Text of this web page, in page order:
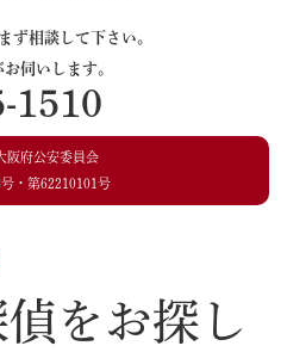
ず相談して下さい。
伺いします。
1510
阪府公安委員会
・第62210101号
をお探し